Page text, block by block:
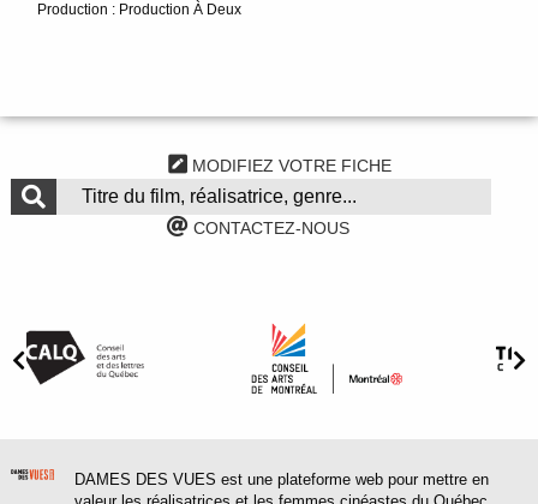
Production : Production À Deux
MODIFIEZ VOTRE FICHE
CONTACTEZ-NOUS
DAMES DES VUES est une plateforme web pour mettre en